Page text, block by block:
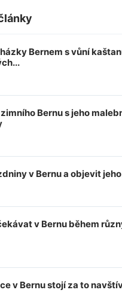
Bernem s vůní
Bernu s jeho
v Bernu a objevit
v Bernu během
v Bernu stojí za to